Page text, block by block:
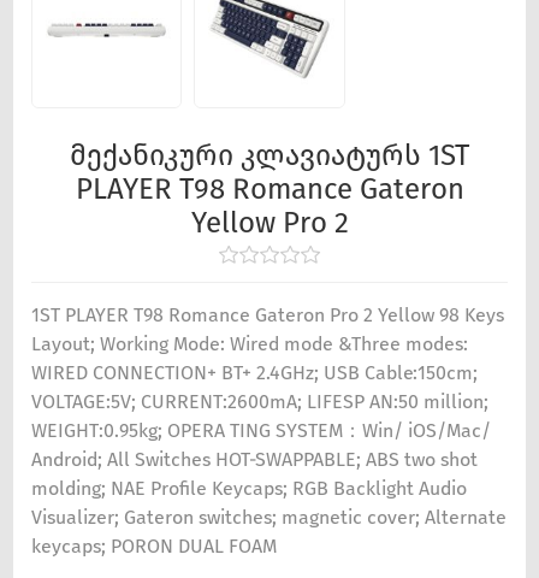
მექანიკური კლავიატურს 1ST
PLAYER T98 Romance Gateron
Yellow Pro 2
1ST PLAYER T98 Romance Gateron Pro 2 Yellow 98 Keys
Layout; Working Mode: Wired mode &Three modes:
WIRED CONNECTION+ BT+ 2.4GHz; USB Cable:150cm;
VOLTAGE:5V; CURRENT:2600mA; LIFESP AN:50 million;
WEIGHT:0.95kg; OPERA TING SYSTEM：Win/ iOS/Mac/
Android; All Switches HOT-SWAPPABLE; ABS two shot
molding; NAE Profile Keycaps; RGB Backlight Audio
Visualizer; Gateron switches; magnetic cover; Alternate
keycaps; PORON DUAL FOAM